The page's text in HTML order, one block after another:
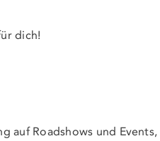
dich!
auf Roadshows und Events,